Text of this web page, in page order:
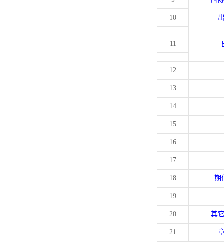
10
11
12
13
14
15
16
17
18 期
19
20 其
21